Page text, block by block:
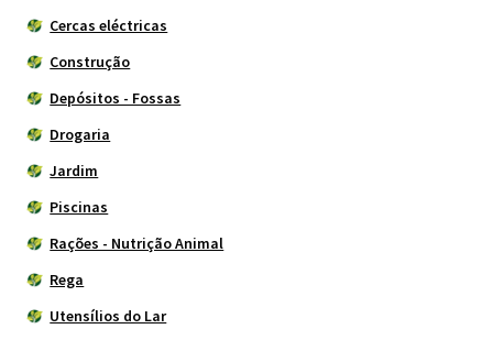
Cercas eléctricas
Construção
Depósitos - Fossas
Drogaria
Jardim
Piscinas
Rações - Nutrição Animal
Rega
Utensílios do Lar